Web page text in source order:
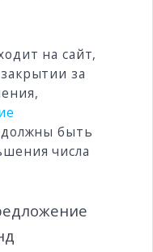
на сайт,
за
быть
числа